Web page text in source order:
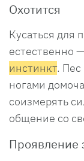
Охотится
Кусаться для
естественно —
инстинкт. Пес
ногами
соизмерять
общение со
Проявление